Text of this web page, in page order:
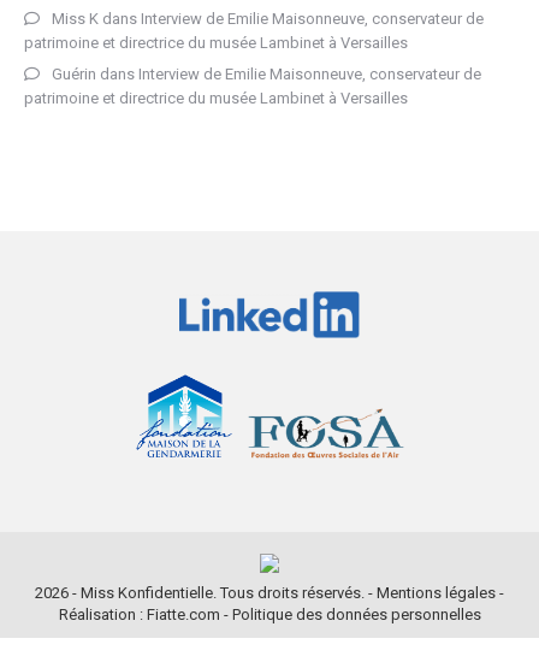
Miss K dans Interview de Emilie Maisonneuve, conservateur de
patrimoine et directrice du musée Lambinet à Versailles
Guérin dans Interview de Emilie Maisonneuve, conservateur de
patrimoine et directrice du musée Lambinet à Versailles
2026 - Miss Konfidentielle. Tous droits réservés. - Mentions légales -
Réalisation : Fiatte.com - Politique des données personnelles